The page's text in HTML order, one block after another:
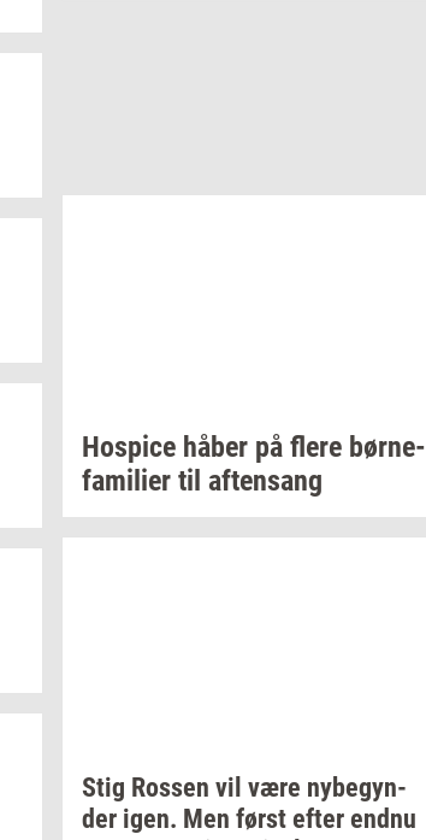
Ho­spi­ce håber på flere bør­ne­
fa­mi­li­er til af­tensang
Stig Ros­sen vil være ny­be­gyn­
der igen. Men først efter endnu